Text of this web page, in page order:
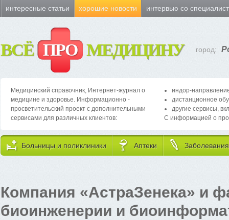
интересные статьи хорошие новости интервью со
ВСЁ ПРО МЕДИЦИНУ город:
Медицинский справочник, Интернет-журнал о
медицине и здоровье. Информационно -
просветительский проект с дополнительными
сервисами для различных клиентов:
индор-
дистанционное
другие сервисы,
С информацией о
Больницы и поликлиники Аптеки Заболевания
Компания «АстраЗенека» и
биоинженерии и